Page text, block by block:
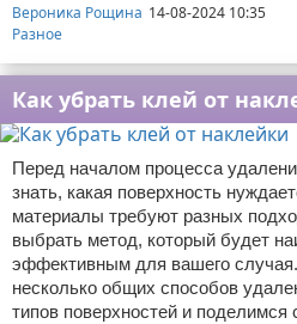
Вероника Рощина 14-08-2024 10:35
Разное
Как убрать клей от
Перед началом процесса
знать, какая поверхность
материалы требуют разных
выбрать метод, который будет
эффективным для вашего
несколько общих способов
типов поверхностей и